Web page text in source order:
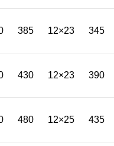
385 12×23 345
430 12×23 390
480 12×25 435